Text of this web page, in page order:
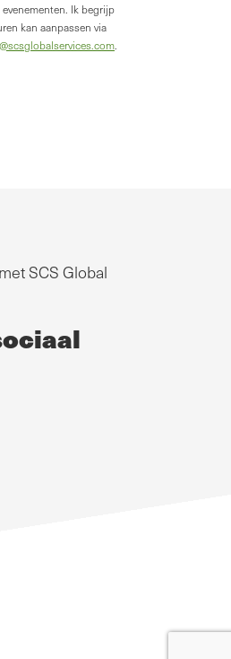
Ik begrijp
kan aanpassen via
SCS Global